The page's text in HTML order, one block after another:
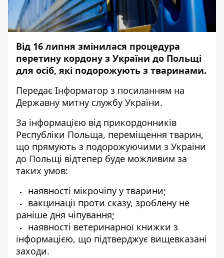
Від 16 липня змінилася процедура
перетину кордону з України до Польщі
для осіб, які подорожують з тваринами.
Передає Інформатор з посиланням на
Державну митну службу України.
За інформацією від прикордонників
Республіки Польща, переміщення тварин,
що прямують з подорожуючими з України
до Польщі відтепер буде можливим за
таких умов:
наявності мікрочіпу у тварини;
вакцинації проти сказу, зроблену не
раніше дня чіпування;
наявності ветеринарної книжки з
інформацією, що підтверджує вищевказані
заходи.